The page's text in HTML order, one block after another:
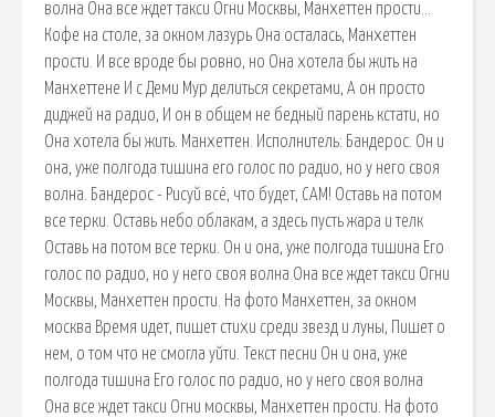
волна Она все ждет такси Огни Москвы, Манхеттен прости…
Кофе на столе, за окном лазурь Она осталась, Манхеттен
прости. И все вроде бы ровно, но Она хотела бы жить на
Манхеттене И с Деми Мур делиться секретами, А он просто
диджей на радио, И он в общем не бедный парень кстати, но
Она хотела бы жить. Манхеттен. Исполнитель: Бандерос. Он и
она, уже полгода тишина его голос по радио, но у него своя
волна. Бандерос - Рисуй всё, что будет, САМ! Оставь на потом
все терки. Оставь небо облакам, а здесь пусть жара и телк
Оставь на потом все терки. Он и она, уже полгода тишина Его
голос по радио, но у него своя волна Она все ждет такси Огни
Москвы, Манхеттен прости. На фото Манхеттен, за окном
москва Время идет, пишет стихи среди звезд и луны, Пишет о
нем, о том что не смогла уйти. Текст песни Он и она, уже
полгода тишина Его голос по радио, но у него своя волна
Она все ждет такси Огни москвы, Манхеттен прости. На фото